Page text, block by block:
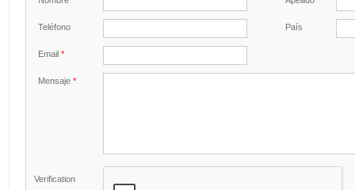
Teléfono País
Email *
Mensaje *
Verification